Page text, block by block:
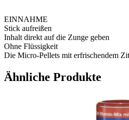
EINNAHME
Stick aufreißen
Inhalt direkt auf die Zunge geben
Ohne Flüssigkeit
Die Micro-Pellets mit erfrischendem
Zitronensäure, Süßungsmittel: Sorbit,
Cyclamat, Verdickungsmittel:
Ähnliche Produkte